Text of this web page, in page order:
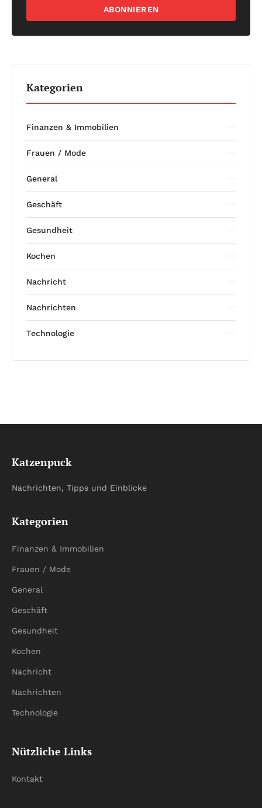
ABONNIEREN
Kategorien
Finanzen & Immobilien
Frauen / Mode
General
Geschäft
Gesundheit
Kochen
Nachricht
Nachrichten
Technologie
Katzenpuck
Nachrichten, Tipps und Einblicke
Kategorien
Finanzen & Immobilien
Frauen / Mode
General
Geschäft
Gesundheit
Kochen
Nachricht
Nachrichten
Technologie
Nützliche Links
Kontakt